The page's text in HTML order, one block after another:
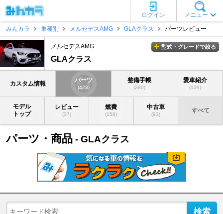
メニュー
ログイン
みんカラ
車種別 メルセデスAMG GLAクラス パーツレビュー
メルセデスAMG
GLAクラス
型式・グレードで絞る
カスタム情報 パーツ
(423)
整備手帳
(280)
愛車紹介
(139)
モデル
トップ
レビュー
(37)
燃費
(156)
中古車
(93)
すべて
パーツ・商品 - GLAクラス